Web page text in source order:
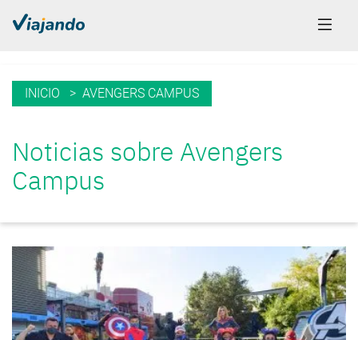
INICIO > AVENGERS CAMPUS
Noticias sobre Avengers
Campus